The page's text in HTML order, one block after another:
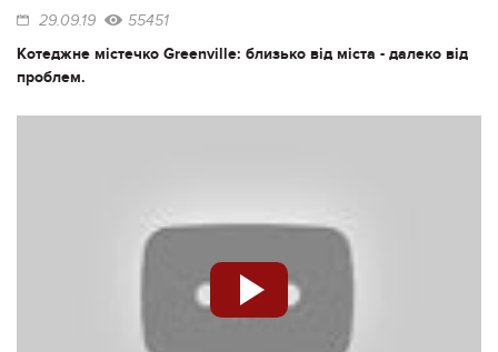
29.09.19 55451
Котеджне містечко Greenville: близько від міста - далеко від
проблем.